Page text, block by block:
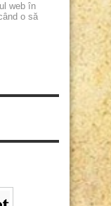
web în
o să